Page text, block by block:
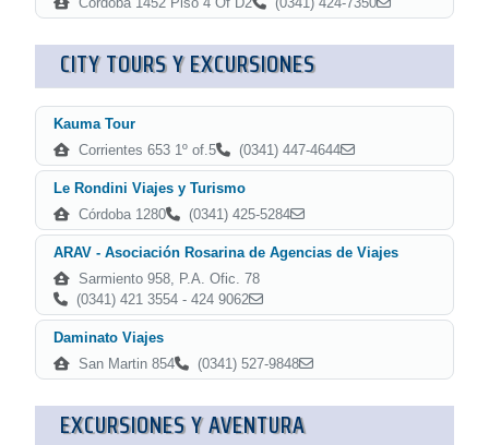
CITY TOURS Y EXCURSIONES
Kauma Tour
Corrientes 653 1º of.5
(0341) 447-4644
Le Rondini Viajes y Turismo
Córdoba 1280
(0341) 425-5284
ARAV - Asociación Rosarina de Agencias de Viajes
Sarmiento 958, P.A. Ofic. 78
(0341) 421 3554 - 424 9062
Daminato Viajes
San Martin 854
(0341) 527-9848
EXCURSIONES Y AVENTURA